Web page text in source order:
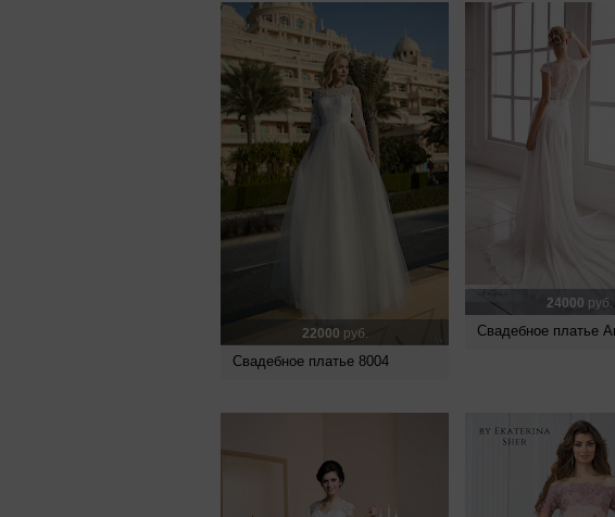
22000 руб.
Свадебное платье 8004
24000 руб.
Свадебное платье